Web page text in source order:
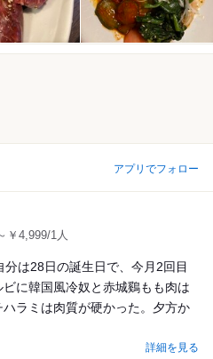
アプリでフォロー
￥4,999/1人
は28日の誕生日で、今月2回目
に韓国風冷奴と赤城鷄もも肉は
ラミは肉質が硬かった。夕方か
詳細を見る